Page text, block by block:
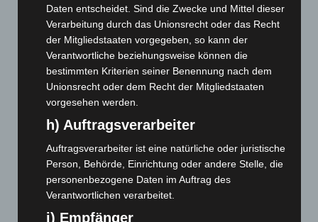
Blaulicht
2.797
Corona-News
Hannover und Region
Langenhagen und Ortsteile
Leserbriefe
Menschen
Über uns
Veranstaltungen
1.887
Daten entscheidet. Sind die Zwecke und Mittel dieser
Verarbeitung durch das Unionsrecht oder das Recht
der Mitgliedstaaten vorgegeben, so kann der
Verantwortliche beziehungsweise können die
bestimmten Kriterien seiner Benennung nach dem
Unionsrecht oder dem Recht der Mitgliedstaaten
vorgesehen werden.
h) Auftragsverarbeiter
Auftragsverarbeiter ist eine natürliche oder juristische
Person, Behörde, Einrichtung oder andere Stelle, die
personenbezogene Daten im Auftrag des
Verantwortlichen verarbeitet.
i) Empfänger